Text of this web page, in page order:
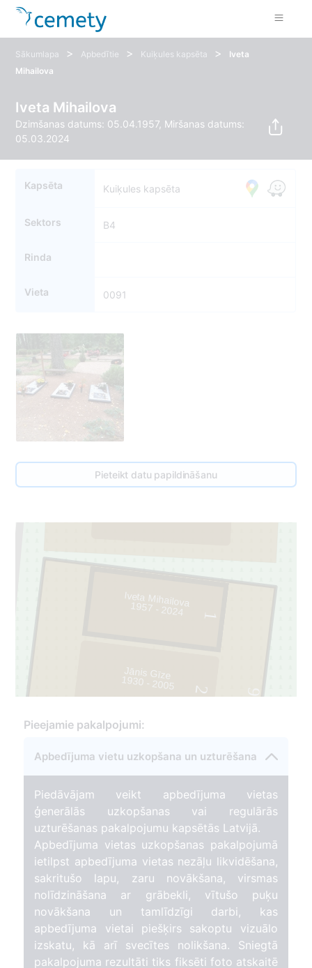
Sākumlapa > Apbedītie > Kuiķules kapsēta >
Iveta
Mihailova
Iveta Mihailova
Dzimšanas datums: 05.04.1957, Miršanas datums:
05.03.2024
Kapsēta Kuiķules kapsēta
Sektors B4
Rinda
Vieta 0091
Pieteikt datu papildināšanu
89
91
1
2
Iveta Mihailova
1957 - 2024
Jānis Gīze
1930 - 2005
Pieejamie pakalpojumi:
Apbedījuma vietu uzkopšana un uzturēšana
Piedāvājam veikt apbedījuma vietas
ģenerālās uzkopšanas vai regulārās
uzturēšanas pakalpojumu kapsētās Latvijā.
Apbedījuma vietas uzkopšanas pakalpojumā
ietilpst apbedījuma vietas nezāļu likvidēšana,
sakritušo lapu, zaru novākšana, virsmas
nolīdzināšana ar grābekli, vītušo puķu
novākšana un tamlīdzīgi darbi, kas
apbedījuma vietai piešķirs sakoptu vizuālo
izskatu, kā arī svecītes nolikšana. Sniegtā
pakalpojuma rezultāti tiks fiksēti foto atskaitē